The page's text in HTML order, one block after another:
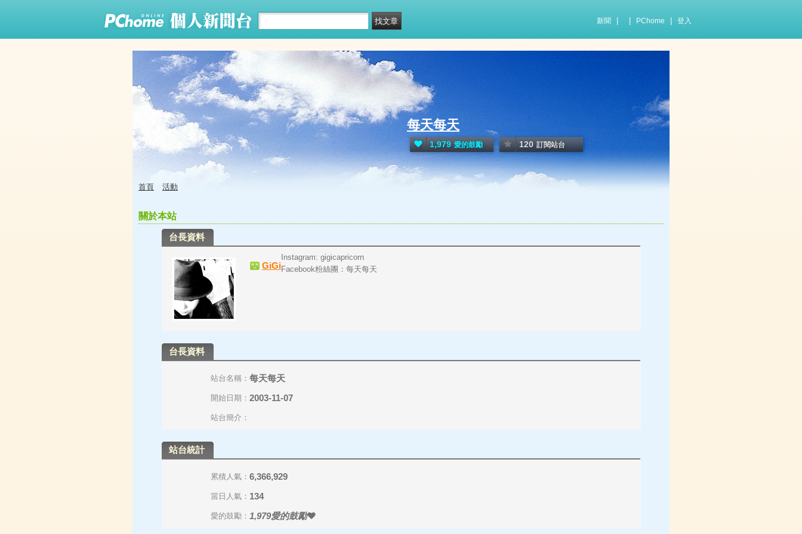
新聞 PChome 登入
每天每天
1,979 愛的鼓勵 120 訂閱站台
首頁 活動
關於本站
台長資料
GiGi
Instagram: gigicapricorn
Facebook粉絲團：每天每天
台長資料
站台名稱： 每天每天
開始日期： 2003-11-07
站台簡介：
站台統計
累積人氣： 6,366,929
當日人氣： 134
愛的鼓勵： 1,979愛的鼓勵